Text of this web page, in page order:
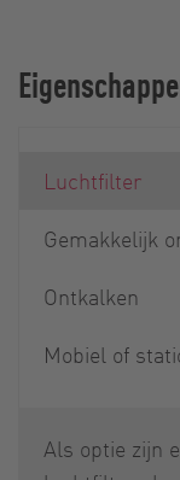
Luchtfilter
Gemakkelijk
Ontkalken
Mobiel of
Als optie zijn